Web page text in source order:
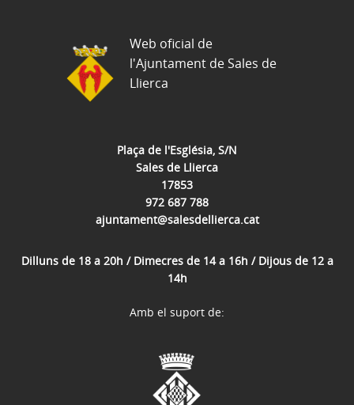
Plaça de l'Església, S/N
Sales de Llierca
17853
972 687 788
ajuntament@salesdellierca.cat
Dilluns de 18 a 20h / Dimecres de 14 a 16h / Dijous de 12 a
14h
Web oficial de
l'Ajuntament de Sales de
Llierca
Amb el suport de: